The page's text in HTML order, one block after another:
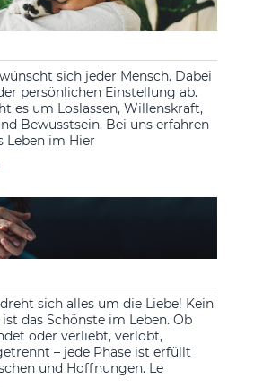
sich jeder Mensch. Dabei
persönlichen Einstellung ab.
es um Loslassen, Willenskraft,
Bewusstsein. Bei uns erfahren
Leben im Hier
sich alles um die Liebe! Kein
das Schönste im Leben. Ob
oder verliebt, verlobt,
– jede Phase ist erfüllt
und Hoffnungen. Le